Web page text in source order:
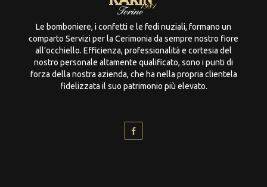
Le bomboniere, i confetti e le fedi nuziali, formano un
comparto Servizi per la Cerimonia da sempre nostro fiore
all’occhiello. Efficienza, professionalità e cortesia del
nostro personale altamente qualificato, sono i punti di
forza della nostra azienda, che ha nella propria clientela
fidelizzata il suo patrimonio più elevato.